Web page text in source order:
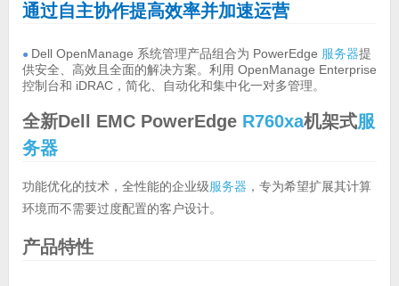
通过自主协作提高效率并加速运营
● Dell OpenManage 系统管理产品组合为 PowerEdge 服务器提
供安全、高效且全面的解决方案。利用 OpenManage Enterprise
控制台和 iDRAC，简化、自动化和集中化一对多管理。
全新Dell EMC PowerEdge R760xa机架式服
务器
功能优化的技术，全性能的企业级服务器 ，专为希望扩展其计算
环境而不需要过度配置的客户设计。
产品特性